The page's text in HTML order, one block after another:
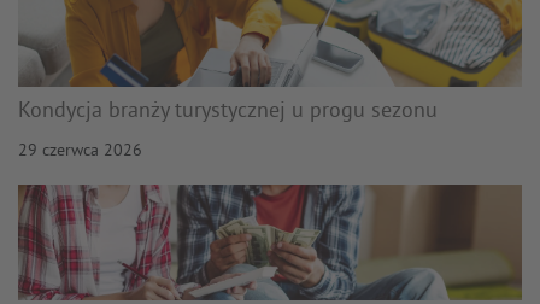
Kondycja branży turystycznej u progu sezonu
29 czerwca 2026